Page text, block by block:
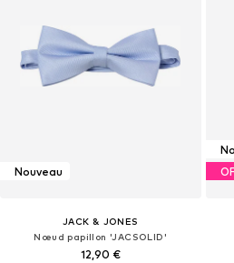
Nouveau
JACK & JONES
Nœud papillon 'JACSOLID'
12,90 €